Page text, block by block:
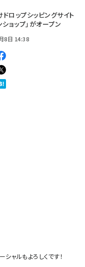
ロップシッピングサイト
ショップ」がオープン
8日 14:38
ャルもよろしくです！